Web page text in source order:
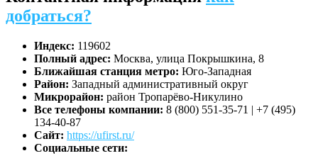
добраться?
Индекс: 119602
Полный адрес: Москва, улица Покрышкина, 8
Ближайшая станция метро: Юго-Западная
Район: Западный административный округ
Микрорайон: район Тропарёво-Никулино
Все телефоны компании: 8 (800) 551-35-71 | +7 (495)
134-40-87
Сайт: https://ufirst.ru/
Социальные сети: